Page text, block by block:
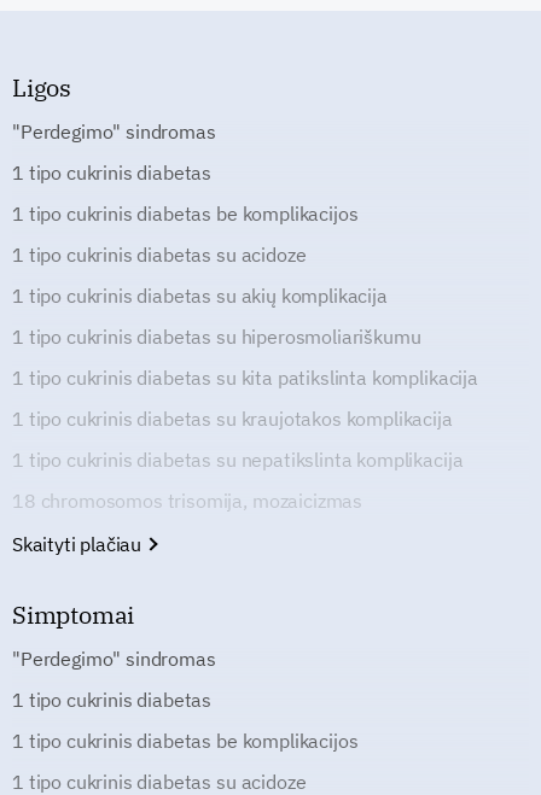
Ligos
"Perdegimo" sindromas
1 tipo cukrinis diabetas
1 tipo cukrinis diabetas be komplikacijos
1 tipo cukrinis diabetas su acidoze
1 tipo cukrinis diabetas su akių komplikacija
1 tipo cukrinis diabetas su hiperosmoliariškumu
1 tipo cukrinis diabetas su kita patikslinta komplikacija
1 tipo cukrinis diabetas su kraujotakos komplikacija
1 tipo cukrinis diabetas su nepatikslinta komplikacija
18 chromosomos trisomija, mozaicizmas
Skaityti plačiau
Simptomai
"Perdegimo" sindromas
1 tipo cukrinis diabetas
1 tipo cukrinis diabetas be komplikacijos
1 tipo cukrinis diabetas su acidoze